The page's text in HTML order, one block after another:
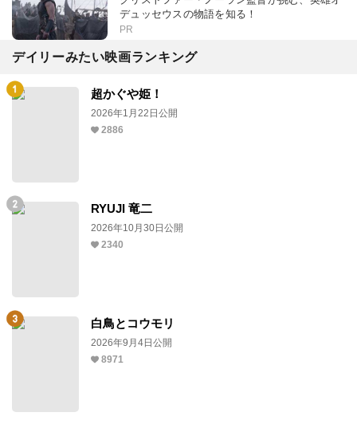
デュッセウスの物語を知る！
PR
デイリーみたい映画ランキング
超かぐや姫！
2026年1月22日公開
2886
RYUJI 竜二
2026年10月30日公開
2340
白鳥とコウモリ
2026年9月4日公開
8971